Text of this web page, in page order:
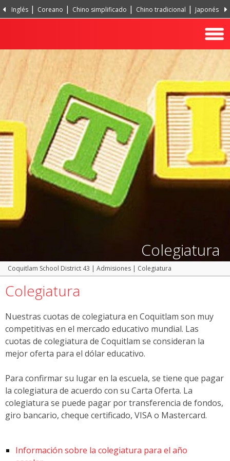
Inglés Coreano Chino simplificado Chino tradicional Japonés
Colegiatura
Coquitlam School District 43 | Admisiones | Colegiatura
Colegiatura
Nuestras cuotas de colegiatura en Coquitlam son muy
competitivas en el mercado educativo mundial. Las
cuotas de colegiatura de Coquitlam se consideran la
mejor oferta para el dólar educativo.
Para confirmar su lugar en la escuela, se tiene que pagar
la colegiatura de acuerdo con su Carta Oferta. La
colegiatura se puede pagar por transferencia de fondos,
giro bancario, cheque certificado, VISA o Mastercard.
Información sobre la colegiatura para el año